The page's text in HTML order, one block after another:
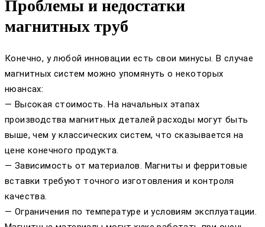
Проблемы и недостатки
магнитных труб
Конечно, у любой инновации есть свои минусы. В случае
магнитных систем можно упомянуть о некоторых
нюансах:
— Высокая стоимость. На начальных этапах
производства магнитных деталей расходы могут быть
выше, чем у классических систем, что сказывается на
цене конечного продукта.
— Зависимость от материалов. Магниты и ферритовые
вставки требуют точного изготовления и контроля
качества.
— Ограничения по температуре и условиям эксплуатации.